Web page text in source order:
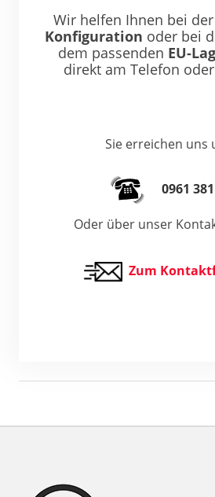
Wir helfen Ihnen bei der
Konfiguration oder bei
dem passenden EU-
direkt am Telefon
Sie erreichen uns
0961
Oder über unser
Zum